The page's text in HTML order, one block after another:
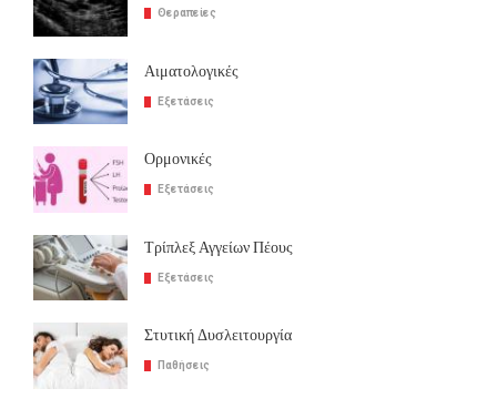
Θεραπείες
Αιματολογικές
Εξετάσεις
Ορμονικές
Εξετάσεις
Τρίπλεξ Αγγείων Πέους
Εξετάσεις
Στυτική Δυσλειτουργία
Παθήσεις